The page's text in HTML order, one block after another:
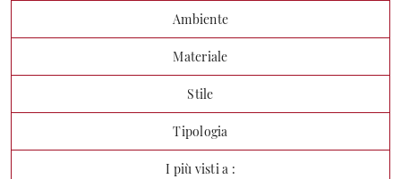
Ambiente
Materiale
Stile
Tipologia
I più visti a :